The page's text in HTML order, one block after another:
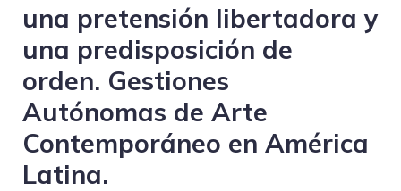
una pretensión libertadora y
una predisposición de
orden. Gestiones
Autónomas de Arte
Contemporáneo en América
Latina.